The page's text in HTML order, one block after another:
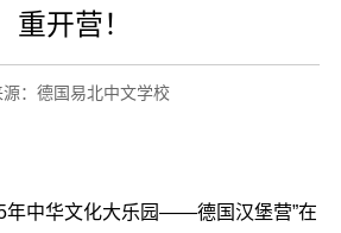
重开营！
源：德国易北中文学校
中华文化大乐园——德国汉堡营”在